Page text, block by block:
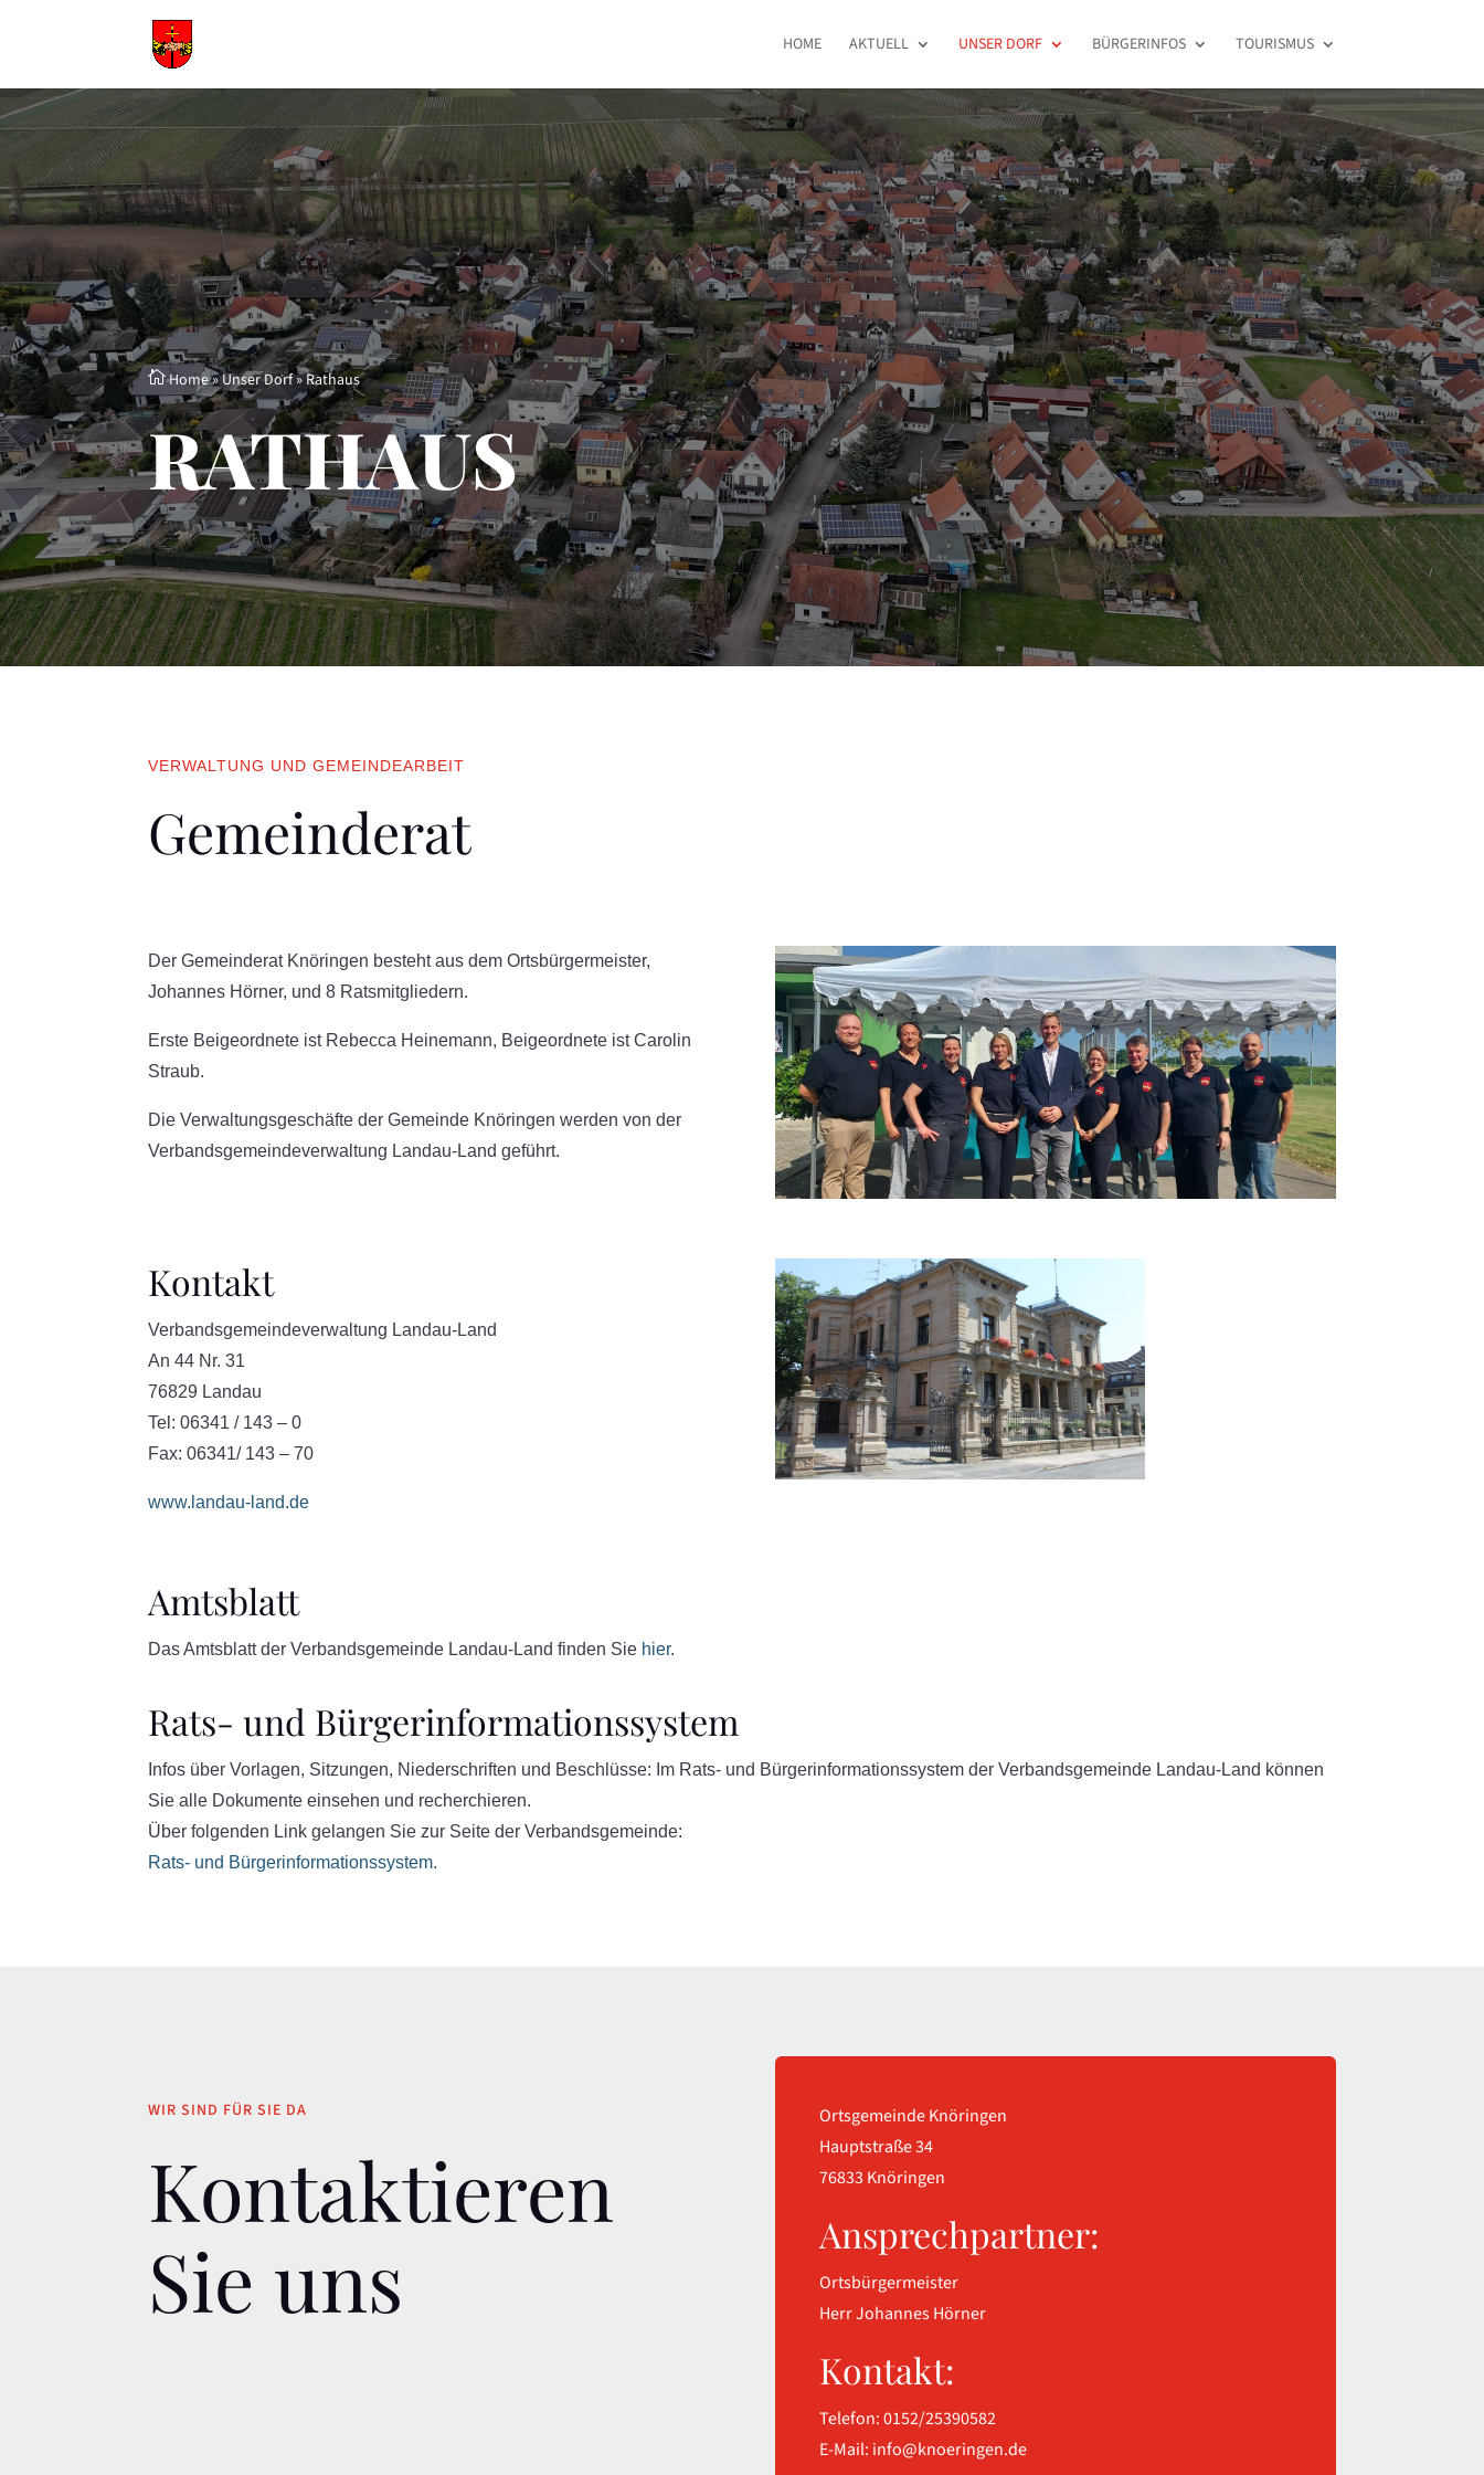
HOME AKTUELL UNSER DORF BÜRGERINFOS TOURISMUS
Home»Unser Dorf»Rathaus
RATHAUS
VERWALTUNG UND GEMEINDEARBEIT
Gemeinderat
Der Gemeinderat Knöringen besteht aus dem Ortsbürgermeister,
Johannes Hörner, und 8 Ratsmitgliedern.
Erste Beigeordnete ist Rebecca Heinemann, Beigeordnete ist Carolin
Straub.
Die Verwaltungsgeschäfte der Gemeinde Knöringen werden von der
Verbandsgemeindeverwaltung Landau-Land geführt.
Kontakt
Verbandsgemeindeverwaltung Landau-Land
An 44 Nr. 31
76829 Landau
Tel: 06341 / 143 – 0
Fax: 06341/ 143 – 70
www.landau-land.de
Amtsblatt
Das Amtsblatt der Verbandsgemeinde Landau-Land finden Sie hier.
Rats- und Bürgerinformationssystem
Infos über Vorlagen, Sitzungen, Niederschriften und Beschlüsse: Im Rats- und Bürgerinformationssystem der Verbandsgemeinde Landau-Land können
Sie alle Dokumente einsehen und recherchieren.
Über folgenden Link gelangen Sie zur Seite der Verbandsgemeinde:
Rats- und Bürgerinformationssystem.
WIR SIND FÜR SIE DA
Kontaktieren
Sie uns
Ortsgemeinde Knöringen
Hauptstraße 34
76833 Knöringen
Ansprechpartner:
Ortsbürgermeister
Herr Johannes Hörner
Kontakt:
Telefon: 0152/25390582
E-Mail: info@knoeringen.de